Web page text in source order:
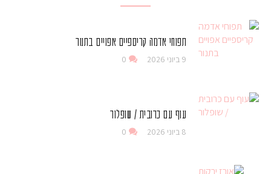
תפוחי אדמה קריספיים אפויים בתנור
9 ביוני 2026 0
עוף עם כרובית / שופלור
8 ביוני 2026 0